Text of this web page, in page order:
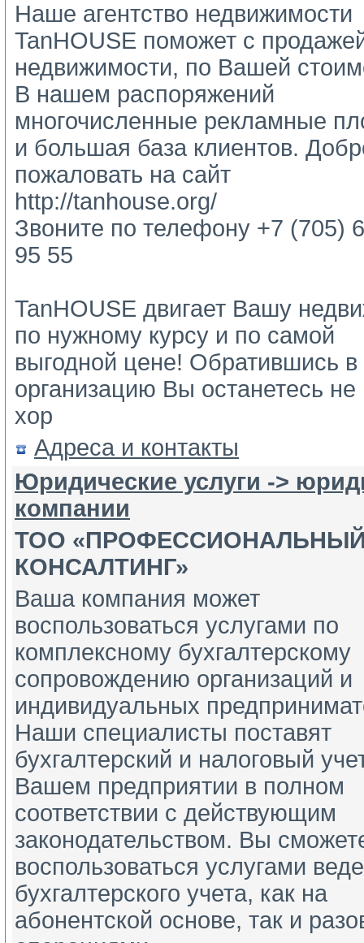
Наше агентство недвижимости
TanHOUSE поможет с
недвижимости, по Вашей
В нашем распоряжений
многочисленные рекламные
и большая база клиентов.
пожаловать на сайт
http://tanhouse.org/
Звоните по телефону +7 (705)
95 55
TanHOUSE двигает Вашу
по нужному курсу и по самой
выгодной цене! Обратившись
организацию Вы останетесь не
хор
Адреса и контакты
Юридические услуги ->
компании
ТОО
КОНСАЛТИНГ»
Ваша компания может
воспользоваться услугами по
комплексному бухгалтерскому
сопровождению организаций и
индивидуальных
Наши специалисты поставят
бухгалтерский и налоговый
Вашем предприятии в полном
соответствии с действующим
законодательством. Вы
воспользоваться услугами
бухгалтерского учета, как на
абонентской основе, так и